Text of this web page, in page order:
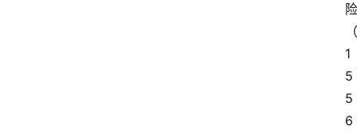
险
（
1
5
5
6